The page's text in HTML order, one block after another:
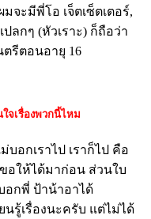
จะมีพี่โอ เจ็ตเซ็ตเตอร์,
ลกๆ (หัวเราะ) ก็ถือว่า
รีตอนอายุ 16
จเรื่องพวกนี้ไหม
บอกเราไป เราก็ไป คือ
อให้ได้มาก่อน ส่วนใบ
อกพี่ ป้าน้าอาได้
นรู้เรื่องนะครับ แต่ไม่ได้